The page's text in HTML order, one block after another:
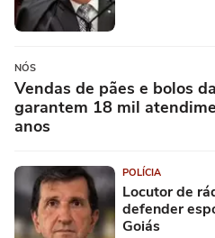
NÓS
Vendas de pães e bolos
garantem 18 mil
anos
POLÍCIA
Locutor de
defender
Goiás